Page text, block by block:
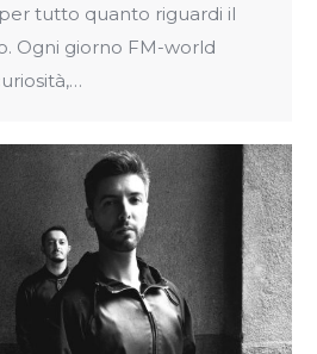
tutto quanto riguardi il
Ogni giorno FM-world